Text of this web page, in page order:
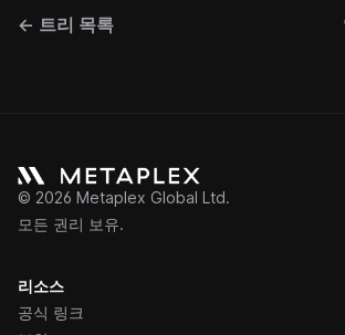
← 트리 목록
© 2026 Metaplex Global Ltd.
모든 권리 보유.
리소스
공식 링크